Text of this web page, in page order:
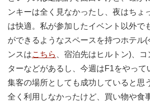
ンキーは全く見なかったし、夜はちょ
は快適。私が参加したイベント以外で
ができるようなスペースを持つホテル(
ンスはこちら
、宿泊先はヒルトン)、
ターなどがあるし、今週はF1をやって
集客の場所としても成功していると思
全く利用しなかったけど、買い物や食